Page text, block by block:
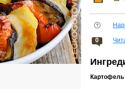
0
Картофель